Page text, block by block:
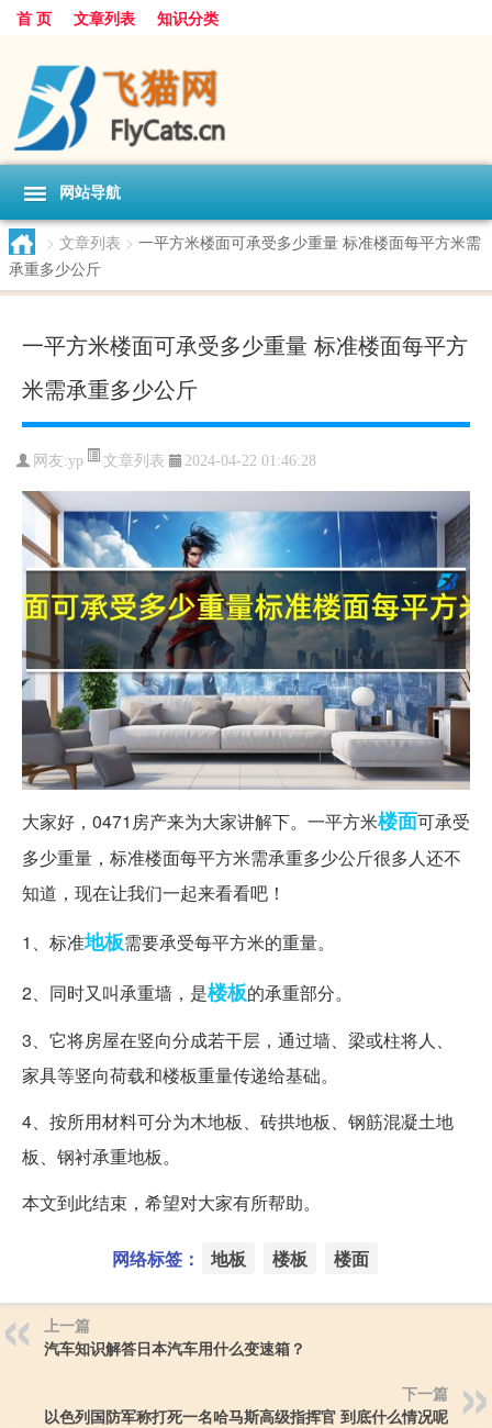
首 页 文章列表 知识分类
网站导航
> 文章列表 > 一平方米楼面可承受多少重量 标准楼面每平方米需
承重多少公斤
一平方米楼面可承受多少重量 标准楼面每平方
米需承重多少公斤
网友:yp 文章列表 2024-04-22 01:46:28
大家好，0471房产来为大家讲解下。一平方米楼面可承受
多少重量，标准楼面每平方米需承重多少公斤很多人还不
知道，现在让我们一起来看看吧！
1、标准地板需要承受每平方米的重量。
2、同时又叫承重墙，是楼板的承重部分。
3、它将房屋在竖向分成若干层，通过墙、梁或柱将人、
家具等竖向荷载和楼板重量传递给基础。
4、按所用材料可分为木地板、砖拱地板、钢筋混凝土地
板、钢衬承重地板。
本文到此结束，希望对大家有所帮助。
网络标签： 地板 楼板 楼面
上一篇
汽车知识解答日本汽车用什么变速箱？
下一篇
以色列国防军称打死一名哈马斯高级指挥官 到底什么情况呢